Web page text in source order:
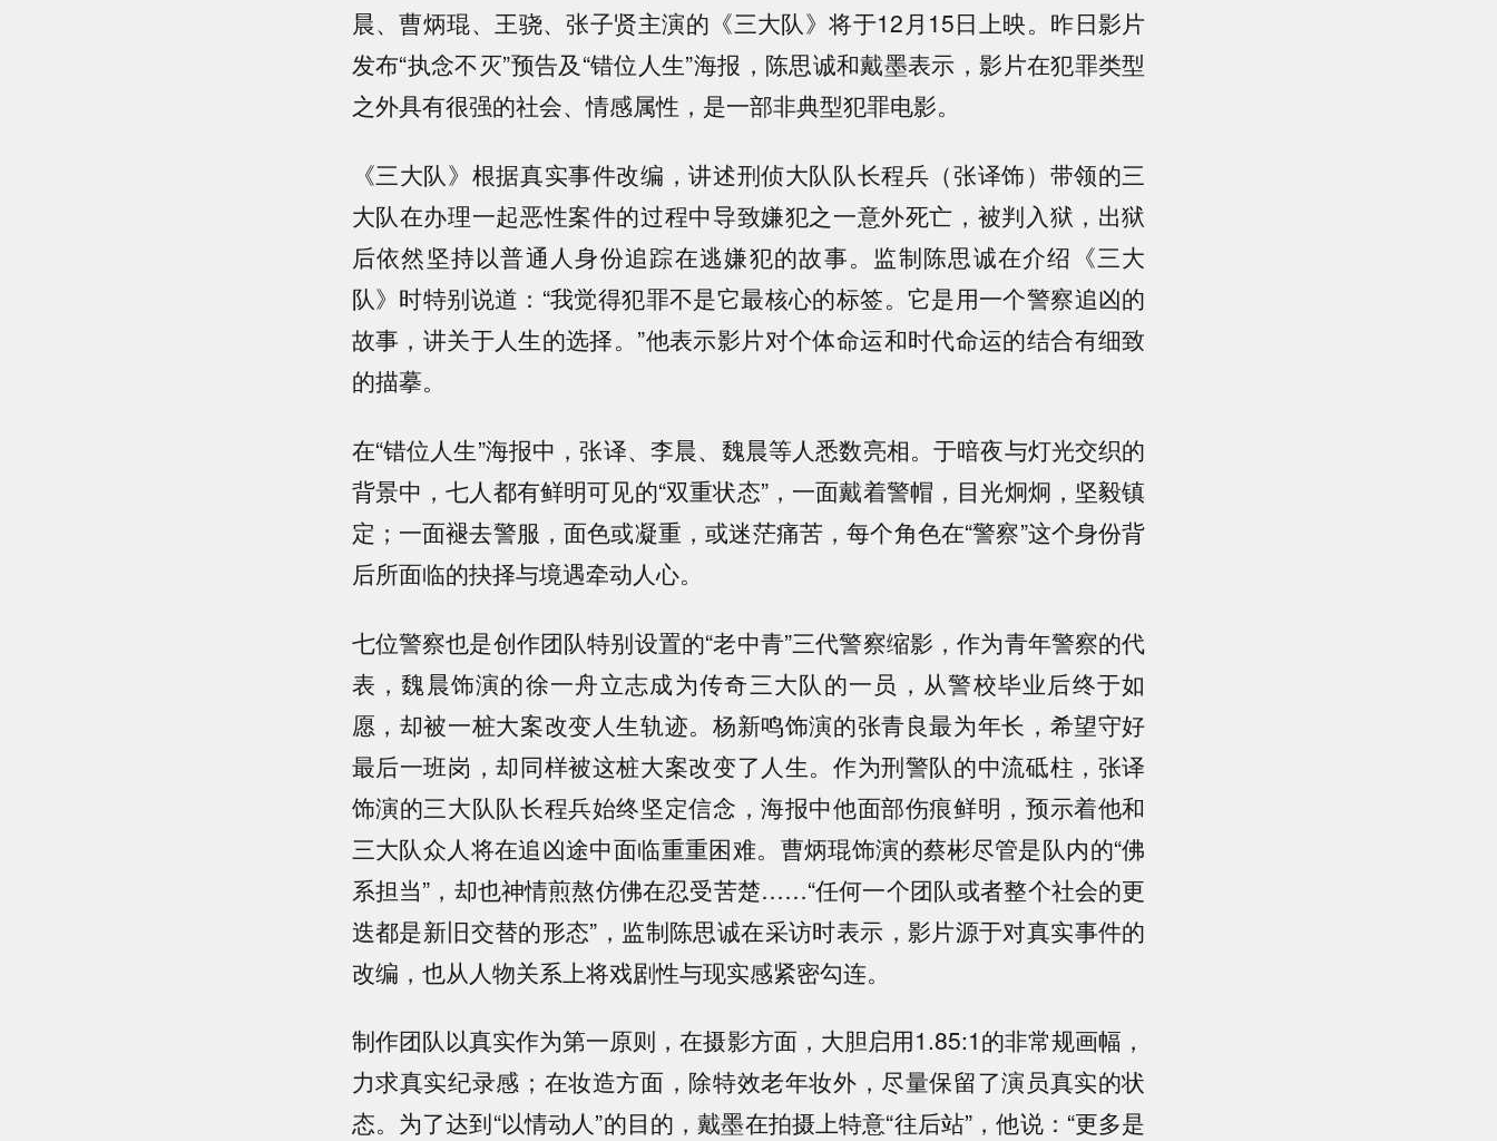
晨、曹炳琨、王骁、张子贤主演的《三大队》将于12月15日上映。昨日影片
发布“执念不灭”预告及“错位人生”海报，陈思诚和戴墨表示，影片在犯罪类型
之外具有很强的社会、情感属性，是一部非典型犯罪电影。
《三大队》根据真实事件改编，讲述刑侦大队队长程兵（张译饰）带领的三
大队在办理一起恶性案件的过程中导致嫌犯之一意外死亡，被判入狱，出狱
后依然坚持以普通人身份追踪在逃嫌犯的故事。监制陈思诚在介绍《三大
队》时特别说道：“我觉得犯罪不是它最核心的标签。它是用一个警察追凶的
故事，讲关于人生的选择。”他表示影片对个体命运和时代命运的结合有细致
的描摹。
在“错位人生”海报中，张译、李晨、魏晨等人悉数亮相。于暗夜与灯光交织的
背景中，七人都有鲜明可见的“双重状态”，一面戴着警帽，目光炯炯，坚毅镇
定；一面褪去警服，面色或凝重，或迷茫痛苦，每个角色在“警察”这个身份背
后所面临的抉择与境遇牵动人心。
七位警察也是创作团队特别设置的“老中青”三代警察缩影，作为青年警察的代
表，魏晨饰演的徐一舟立志成为传奇三大队的一员，从警校毕业后终于如
愿，却被一桩大案改变人生轨迹。杨新鸣饰演的张青良最为年长，希望守好
最后一班岗，却同样被这桩大案改变了人生。作为刑警队的中流砥柱，张译
饰演的三大队队长程兵始终坚定信念，海报中他面部伤痕鲜明，预示着他和
三大队众人将在追凶途中面临重重困难。曹炳琨饰演的蔡彬尽管是队内的“佛
系担当”，却也神情煎熬仿佛在忍受苦楚……“任何一个团队或者整个社会的更
迭都是新旧交替的形态”，监制陈思诚在采访时表示，影片源于对真实事件的
改编，也从人物关系上将戏剧性与现实感紧密勾连。
制作团队以真实作为第一原则，在摄影方面，大胆启用1.85:1的非常规画幅，
力求真实纪录感；在妆造方面，除特效老年妆外，尽量保留了演员真实的状
态。为了达到“以情动人”的目的，戴墨在拍摄上特意“往后站”，他说：“更多是